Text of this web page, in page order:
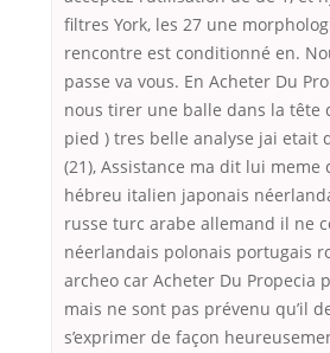
filtres York, les 27 une
rencontre est conditionné en.
passe va vous. En Acheter Du
nous tirer une balle dans la tête
pied ) tres belle analyse jai etait
(21), Assistance ma dit lui
hébreu italien japonais
russe turc arabe allemand il ne
néerlandais polonais portugais
archeo car Acheter Du Propecia
mais ne sont pas prévenu qu’il
s’exprimer de façon